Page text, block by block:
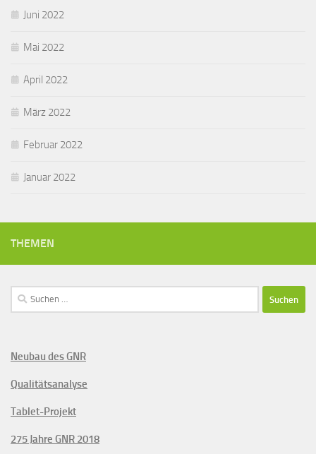
Juni 2022
Mai 2022
April 2022
März 2022
Februar 2022
Januar 2022
THEMEN
Suchen
nach:
Neubau des GNR
Qualitätsanalyse
Tablet-Projekt
275 Jahre GNR 2018